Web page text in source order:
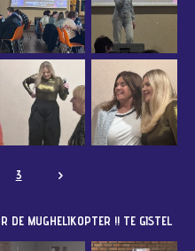
3
MUGHELIKOPTER !! TE GISTEL